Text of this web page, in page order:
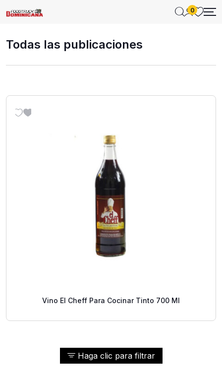
0
Todas las publicaciones
Haga clic para filtrar
Vino El Cheff Para Cocinar Tinto 700 Ml